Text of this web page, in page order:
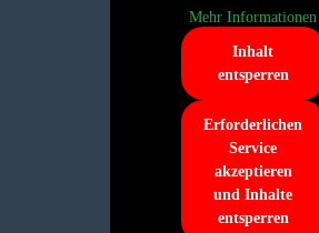
Mehr Informationen
Inhalt
entsperren
Erforderlichen
Service
akzeptieren
und Inhalte
entsperren